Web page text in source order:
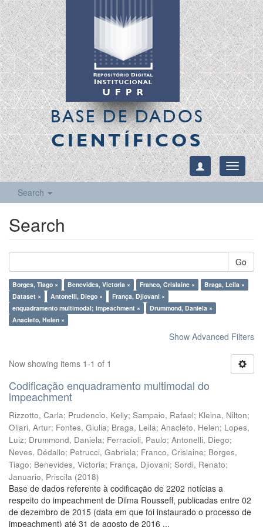
BASE DE DADOS
CIENTÍFICOS
Toggle
Search
Search
Go
Borges, Tiago × Benevides, Victoria × Franco, Crislaine ×
Braga, Leila ×
Dataset ×
Antonelli, Diego ×
França, Djiovani ×
enquadramento multimodal; impeachment ×
Drummond, Daniela ×
Anacleto, Helen ×
Show Advanced Filters
Now showing items 1-1 of 1
Codificação enquadramento multimodal do
impeachment
Rizzotto, Carla; Prudencio, Kelly; Sampaio, Rafael; Kleina, Nilton;
Oliari, Artur; Fontes, Giulia; Braga, Leila; Anacleto, Helen; Lopes,
Luiz; Drummond, Daniela; Ferracioli, Paulo; Antonelli, Diego;
Neves, Dédallo; Petrucci, Gabriela; Franco, Crislaine; Borges,
Tiago; Benevides, Victoria; França, Djiovani; Sordi, Renato;
Januario, Priscila (2018)
Base de dados referente à codificação de 2202 notícias a
respeito do impeachment de Dilma Rousseff, publicadas entre 02
de dezembro de 2015 (data em que foi instaurado o processo de
impeachment) até 31 de agosto de 2016 ...